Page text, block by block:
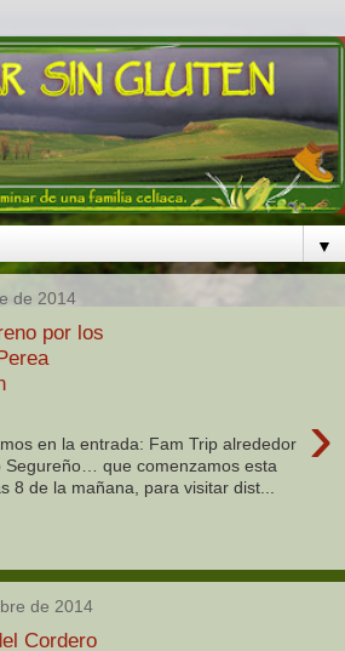
▼
de 2014
por los
›
en la entrada: Fam Trip alrededor
Segureño… que comenzamos esta
8 de la mañana, para visitar dist...
de 2014
Cordero